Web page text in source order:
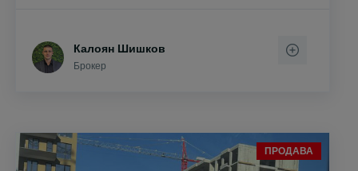
Калоян Шишков
Брокер
ПРОДАВА